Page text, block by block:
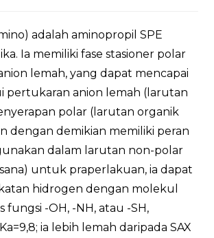
adalah aminopropil SPE
Ia memiliki fase stasioner polar
lemah, yang dapat mencapai
pertukaran anion lemah (larutan
polar (larutan organik
dengan demikian memiliki peran
dalam larutan non-polar
untuk praperlakuan, ia dapat
hidrogen dengan molekul
-OH, -NH, atau -SH,
ia lebih lemah daripada SAX